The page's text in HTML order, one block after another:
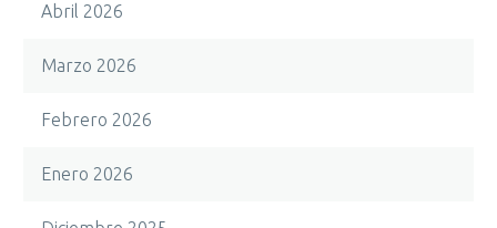
Abril 2026
Marzo 2026
Febrero 2026
Enero 2026